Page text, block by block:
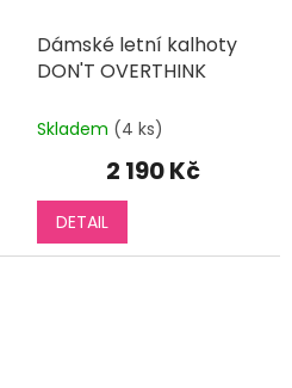
Dámské letní kalhoty
DON'T OVERTHINK
Skladem (4 ks)
2 190 Kč
DETAIL